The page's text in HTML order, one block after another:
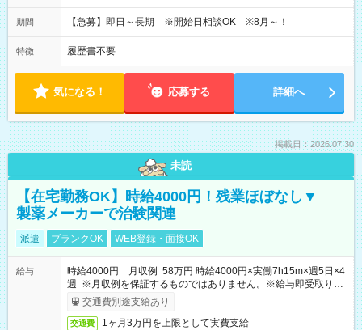
勤務終了時間 17:00～19:00 ・実働 06:15～08:00
期間 【急募】即日～長期 ※開始日相談OK ※8月～！
特徴 履歴書不要
気になる！ 応募する 詳細へ
掲載日：2026.07.30
未読
【在宅勤務OK】時給4000円！残業ほぼなし▼
製薬メーカーで治験関連
派遣 ブランクOK WEB登録・面接OK
給与
時給4000円 月収例 58万円 時給4000円×実働7h15m×週5日×4
週 ※月収例を保証するものではありません。※給与即受取りサ
ービス利用可（利用条件有）
交通費別途支給あり
交通費 1ヶ月3万円を上限として実費支給